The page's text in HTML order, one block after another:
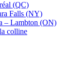
(QC)
Falls (NY)
– Lambton (ON)
colline